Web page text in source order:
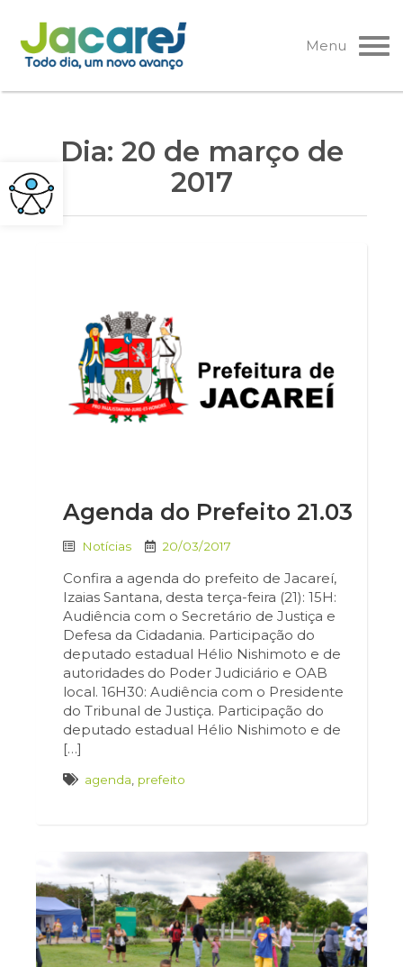
Pular
para
o
Menu
Dia: 20 de março de
2017
Agenda do Prefeito 21.03
Notícias 20/03/2017
Confira a agenda do prefeito de Jacareí,
Izaias Santana, desta terça-feira (21): 15H:
Audiência com o Secretário de Justiça e
Defesa da Cidadania. Participação do
deputado estadual Hélio Nishimoto e de
autoridades do Poder Judiciário e OAB
local. 16H30: Audiência com o Presidente
do Tribunal de Justiça. Participação do
deputado estadual Hélio Nishimoto e de
[…]
agenda prefeito